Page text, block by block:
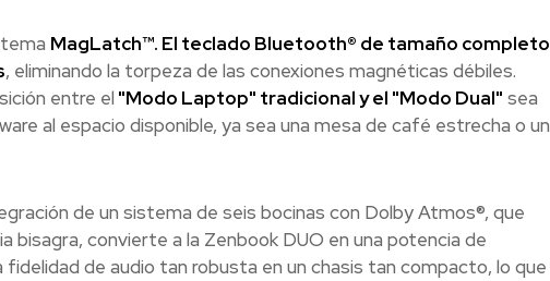
MagLatch™. El teclado Bluetooth® de tamaño completo
, eliminando la torpeza de las conexiones magnéticas débiles.
entre el "Modo Laptop" tradicional y el "Modo Dual" sea
al espacio disponible, ya sea una mesa de café estrecha o un
de un sistema de seis bocinas con Dolby Atmos®, que
convierte a la Zenbook DUO en una potencia de
de audio tan robusta en un chasis tan compacto, lo que